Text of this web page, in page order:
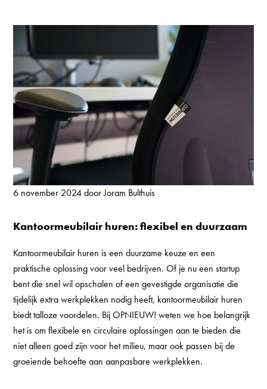
6 november 2024 door Joram Bulthuis
Kantoormeubilair huren: flexibel en duurzaam
Kantoormeubilair huren is een duurzame keuze en een
praktische oplossing voor veel bedrijven. Of je nu een startup
bent die snel wil opschalen of een gevestigde organisatie die
tijdelijk extra werkplekken nodig heeft, kantoormeubilair huren
biedt talloze voordelen. Bij OPNIEUW! weten we hoe belangrijk
het is om flexibele en circulaire oplossingen aan te bieden die
niet alleen goed zijn voor het milieu, maar ook passen bij de
groeiende behoefte aan aanpasbare werkplekken.